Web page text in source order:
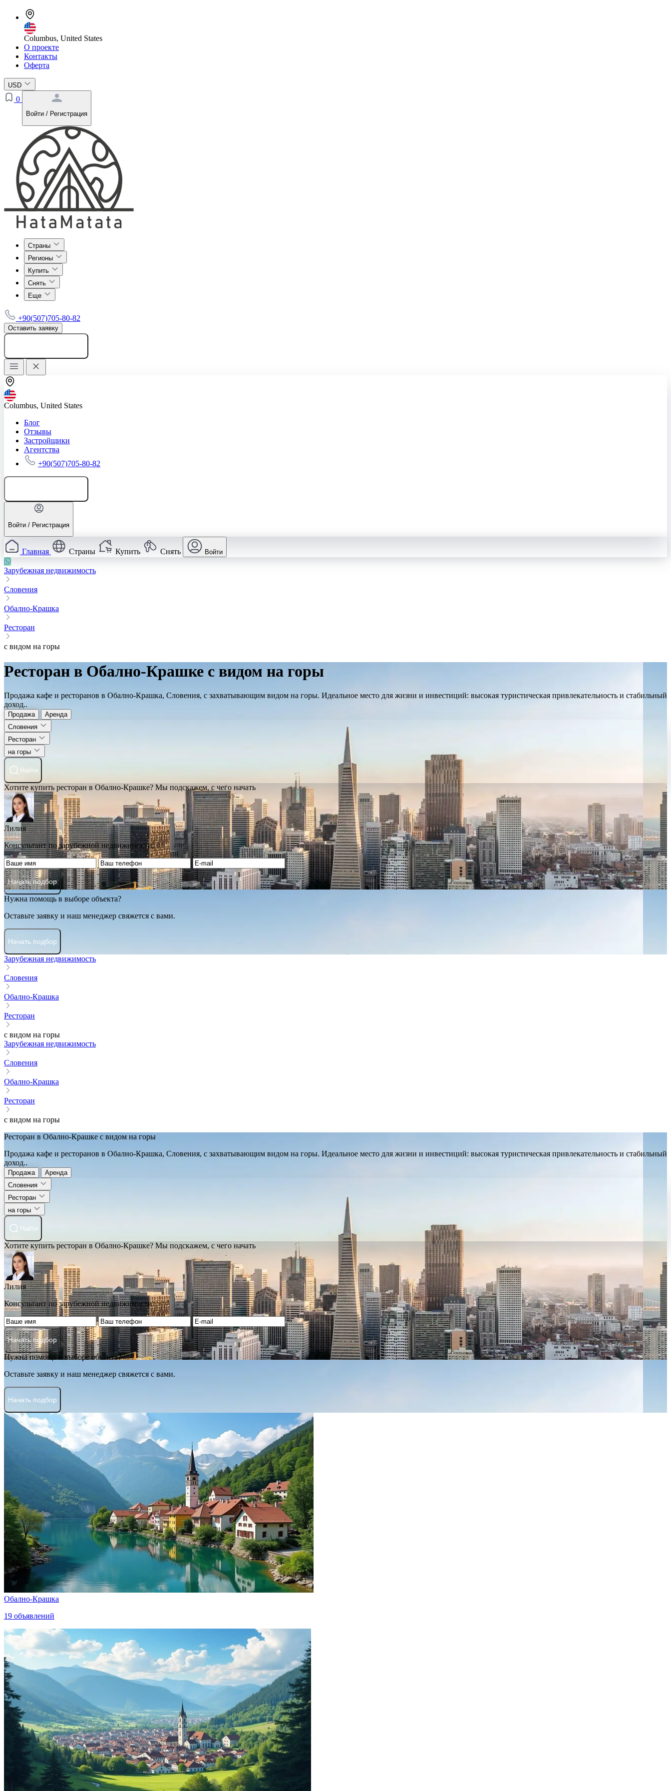
Columbus, United States
О проекте
Контакты
Оферта
USD
0
Войти / Регистрация
Страны
Регионы
Купить
Снять
Еще
+90(507)705-80-82
Оставить заявку
Columbus, United States
Блог
Отзывы
Застройщики
Агентства
+90(507)705-80-82
Войти / Регистрация
Главная Страны Купить Снять Войти
Зарубежная недвижимость
Словения
Обално-Крашка
Ресторан
с видом на горы
Ресторан в Обално-Крашке с видом на горы
Продажа кафе и ресторанов в Обално-Крашка, Словения, с захватывающим видом на горы. Идеальное место для жизни и инвестиций: высокая туристическая привлекательность и стабильный
доход..
Продажа
Аренда
Словения
Ресторан
на горы
Найти
Хотите купить ресторан в Обално-Крашке? Мы подскажем, с чего начать
Лилия
Консультант по зарубежной недвижимости
Начать подбор
Нужна помощь в выборе объекта?
Оставьте заявку и наш менеджер свяжется с вами.
Начать подбор
Зарубежная недвижимость
Словения
Обално-Крашка
Ресторан
с видом на горы
Зарубежная недвижимость
Словения
Обално-Крашка
Ресторан
с видом на горы
Ресторан в Обално-Крашке с видом на горы
Продажа кафе и ресторанов в Обално-Крашка, Словения, с захватывающим видом на горы. Идеальное место для жизни и инвестиций: высокая туристическая привлекательность и стабильный
доход..
Продажа
Аренда
Словения
Ресторан
на горы
Найти
Хотите купить ресторан в Обално-Крашке? Мы подскажем, с чего начать
Лилия
Консультант по зарубежной недвижимости
Начать подбор
Нужна помощь в выборе объекта?
Оставьте заявку и наш менеджер свяжется с вами.
Начать подбор
Обално-Крашка
19 объявлений